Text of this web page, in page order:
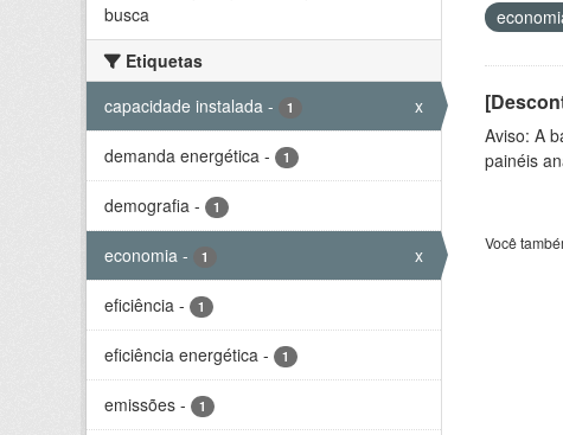
busca
Etiquetas
capacidade instalada - 1 x
demanda energética - 1
demografia - 1
economia - 1 x
eficiência - 1
eficiência energética - 1
emissões - 1
Aviso: A
painéis
Você